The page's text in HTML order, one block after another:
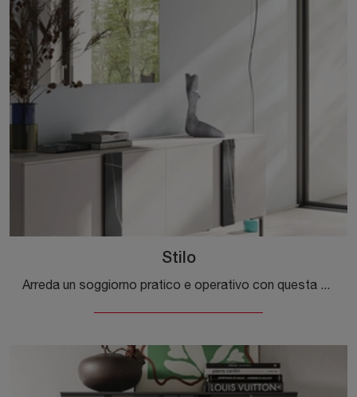
Stilo
Arreda un soggiorno pratico e operativo con questa madia Stilo di Orme: scopri le più belle Madie in melaminico.